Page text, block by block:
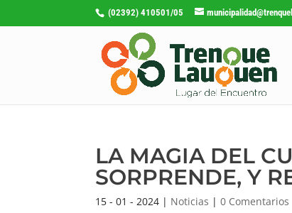
(02392) 410501/05
LA MAGIA DEL
SORPRENDE, Y
15 - 01 - 2024 | Noticias |0 Comentarios